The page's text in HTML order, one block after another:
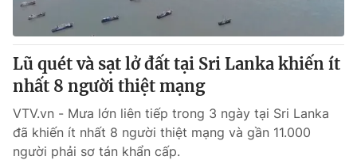
VTV4
VTV9 VTV8
Liên hệ tòa soạn English
Lũ quét và sạt lở đất tại Sri Lanka khiến ít
nhất 8 người thiệt mạng
VTV.vn - Mưa lớn liên tiếp trong 3 ngày tại Sri Lanka
đã khiến ít nhất 8 người thiệt mạng và gần 11.000
người phải sơ tán khẩn cấp.